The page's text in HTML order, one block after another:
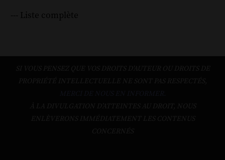
--- Liste complète